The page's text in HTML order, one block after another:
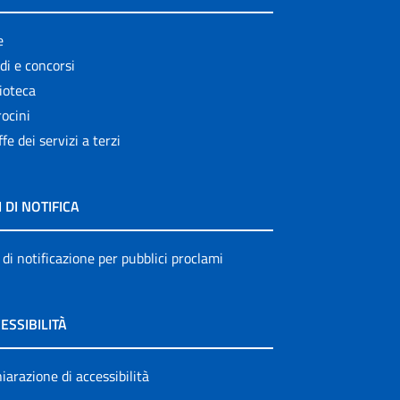
e concorsi
dei servizi a terzi
DI NOTIFICA
notificazione per pubblici proclami
di accessibilità